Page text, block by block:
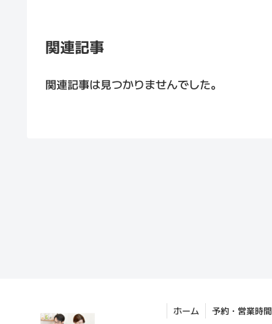
関連記事
関連記事は見つかりませんでした。
ホーム 予約・営業時間